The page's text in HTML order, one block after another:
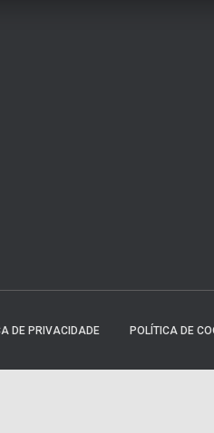
DE PRIVACIDADE POLÍTICA DE